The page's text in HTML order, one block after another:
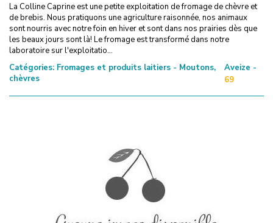
La Colline Caprine est une petite exploitation de fromage de chèvre et
de brebis. Nous pratiquons une agriculture raisonnée, nos animaux
sont nourris avec notre foin en hiver et sont dans nos prairies dès que
les beaux jours sont là! Le fromage est transformé dans notre
laboratoire sur l'exploitatio...
Catégories: Fromages et produits laitiers - Moutons,
chèvres
Aveize -
69